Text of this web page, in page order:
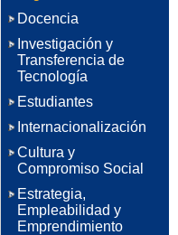
Docencia
Investigación y
Transferencia de
Tecnología
Estudiantes
Internacionalización
Cultura y
Compromiso Social
Estrategia,
Empleabilidad y
Emprendimiento